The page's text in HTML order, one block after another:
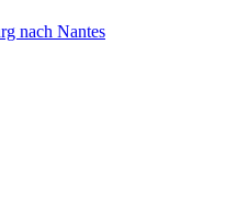
nach Nantes